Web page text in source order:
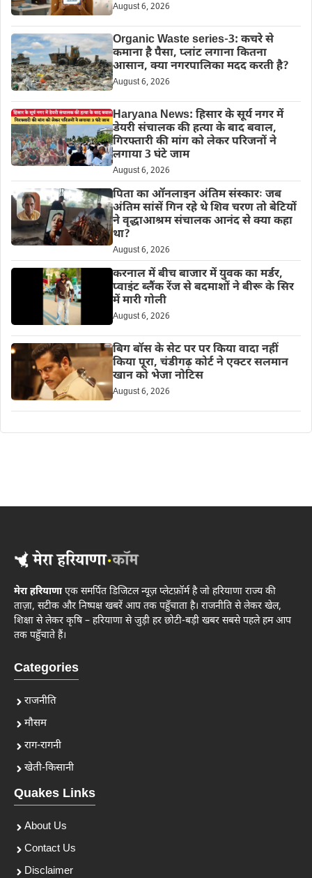
August 6, 2026
Organic Waste series-3: कचरे से
कमाना है पैसा, प्लांट लगाना कितना
आसान, क्या नगरपालिका मदद करती है?
August 6, 2026
Haryana News: हिसार के सूर्य नगर में
डेयरी संचालक की हत्या के बाद बवाल,
गिरफ्तारी की मांग को लेकर परिजनों ने
लगाया 3 घंटे जाम
August 6, 2026
पिता का ऑनलाइन अंतिम संस्कारः जब
अंतिम सांसें गिन रहे थे शिव चरण तो बेटियों
ने वृद्धाआश्रम संचालक आनंद से क्या कहा
था?
August 6, 2026
करनाल में बीच बाजार में युवक का मर्डर,
प्वाइंट ब्लैंक रेंज से बदमाशों ने बीरू के सिर
में मारी गोली
August 6, 2026
बिग बॉस के सेट पर पर किया वादा नहीं
किया पूरा, चंडीगढ़ कोर्ट ने एक्टर सलमान
खान को भेजा नोटिस
August 6, 2026
मेरा हरियाणाएक समर्पित डिजिटल न्यूज़ प्लेटफ़ॉर्म है जो हरियाणा राज्य की
ताज़ा, सटीक और निष्पक्ष खबरें आप तक पहुँचाता है। राजनीति से लेकर खेल,
शिक्षा से लेकर कृषि – हरियाणा से जुड़ी हर छोटी-बड़ी खबर सबसे पहले हम आप
तक पहुँचाते हैं।
Categories
राजनीति
मौसम
राग-रागनी
खेती-किसानी
Quakes Links
About Us
Contact Us
Disclaimer